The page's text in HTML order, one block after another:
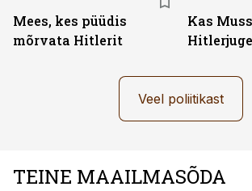
Mees, kes püüdis
mõrvata Hitlerit
Kas
Veel poliitikast
TEINE MAAILMASÕDA